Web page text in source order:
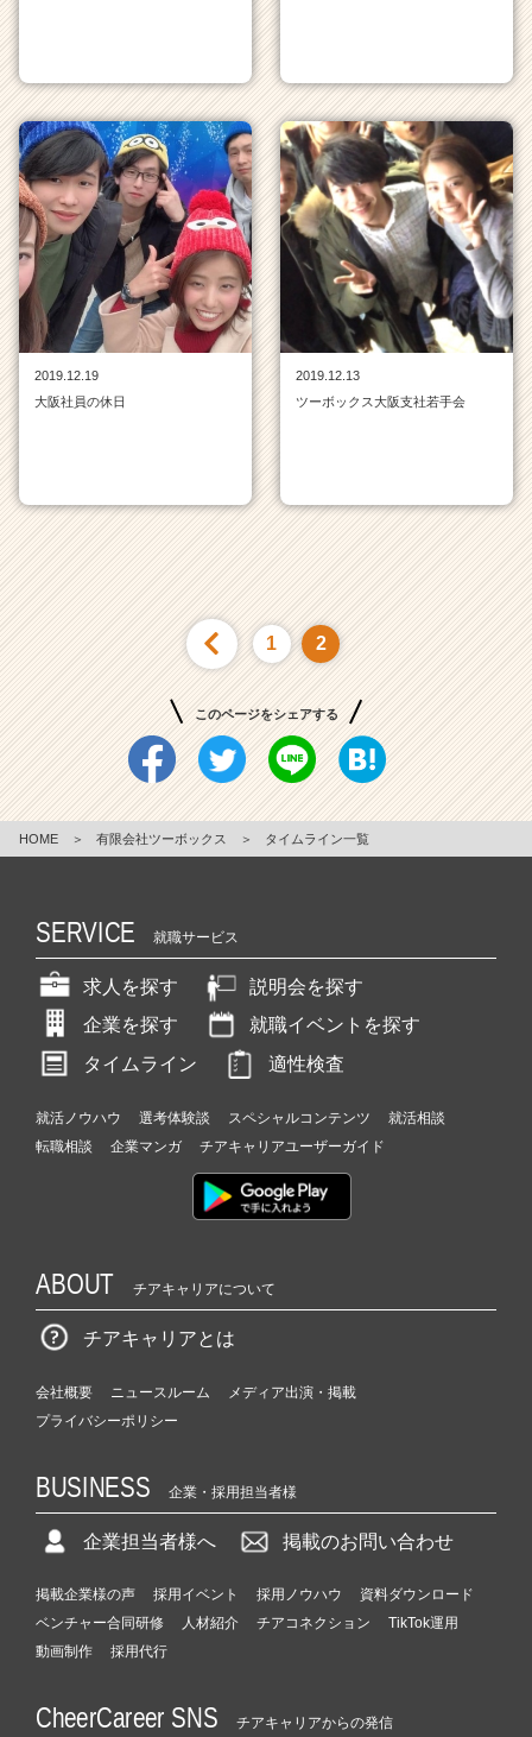
2019.12.19
大阪社員の休日
2019.12.13
ツーボックス大阪支社若手会
1 2
このページをシェアする
HOME ＞ 有限会社ツーボックス ＞ タイムライン一覧
SERVICE 就職サービス
求人を探す
説明会を探す
企業を探す
就職イベントを探す
タイムライン
適性検査
就活ノウハウ 選考体験談 スペシャルコンテンツ
就活相談
転職相談
企業マンガ チアキャリアユーザーガイド
ABOUT チアキャリアについて
チアキャリアとは
会社概要 ニュースルーム
メディア出演・掲載
プライバシーポリシー
BUSINESS 企業・採用担当者様
企業担当者様へ 掲載のお問い合わせ
掲載企業様の声 採用イベント 採用ノウハウ
資料ダウンロード
ベンチャー合同研修
人材紹介 チアコネクション
TikTok運用
動画制作
採用代行
CheerCareer SNS チアキャリアからの発信